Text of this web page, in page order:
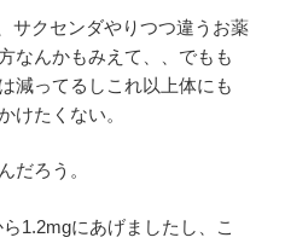
サクセンダやりつつ違うお薬
なんかもみえて、、でもも
減ってるしこれ以上体にも
けたくない。
だろう。
1.2mgにあげましたし、こ